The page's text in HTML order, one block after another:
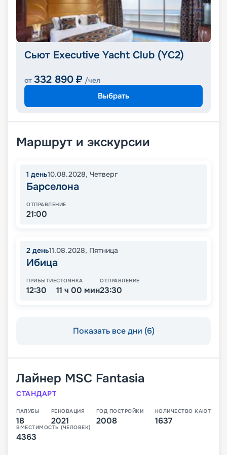
Сьют Executive Yacht Club (YC2)
от 332 890 ₽ /чел
Выбрать
Маршрут и экскурсии
1 день10.08.2028, Четверг
Барселона
ОТПРАВЛЕНИЕ
21:00
2 день11.08.2028, Пятница
Ибица
ПРИБЫТИЕ
12:30
СТОЯНКА
11 ч 00 мин
ОТПРАВЛЕНИЕ
23:30
Показать все дни (6)
Лайнер MSC Fantasia
СТАНДАРТ
ПАЛУБЫ
18
РЕНОВАЦИЯ
2021
ГОД ПОСТРОЙКИ
2008
КОЛИЧЕСТВО КАЮТ
1637
ВМЕСТИМОСТЬ (ЧЕЛОВЕК)
4363